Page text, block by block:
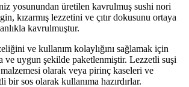
yosunundan üretilen kavrulmuş sushi nori
kızarmış lezzetini ve çıtır dokusunu ortaya
kavrulmuştur.
ve kullanım kolaylığını sağlamak için
ve uygun şekilde paketlenmiştir. Lezzetli suşi
olarak veya pirinç kaseleri ve
bir sos olarak kullanıma hazırdırlar.